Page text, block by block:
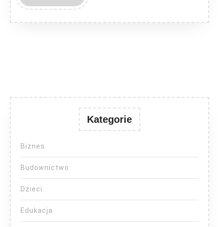
MORE
Kategorie
Biznes
Budownictwo
Dzieci
Edukacja